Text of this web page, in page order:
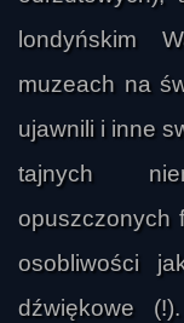
londyńskim
muzeach na
ujawnili i inne
tajnych
opuszczonych
osobliwości
dźwiękowe